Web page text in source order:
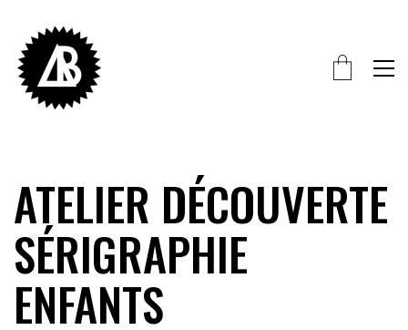
ATELIER DÉCOUVERTE
SÉRIGRAPHIE
ENFANTS